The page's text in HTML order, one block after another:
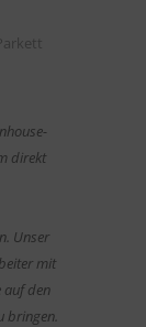
direkt
Unser
mit
auf den
bringen.